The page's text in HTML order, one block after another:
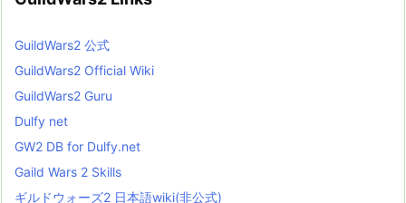
GuildWars2 公式
GuildWars2 Official Wiki
GuildWars2 Guru
Dulfy net
GW2 DB for Dulfy.net
Gaild Wars 2 Skills
ギルドウォーズ2 日本語wiki(非公式)